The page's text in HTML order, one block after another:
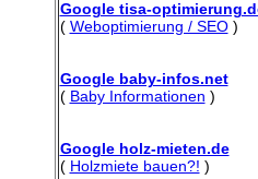
Google tisa-
( Weboptimierung / SEO)
Google baby-infos.net
( Baby Informationen )
Google holz-mieten.de
( Holzmiete bauen?! )